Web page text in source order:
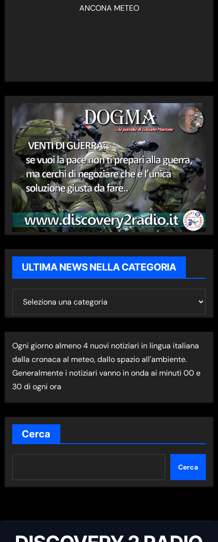
ANCONA METEO
ULTIMA NEWS NELLA CATEGORIA
M
A
N
E
W
S
E
A
Ogni giorno almeno 4 nuovi notiziari in lingua italiana
dalla cronaca al meteo, dallo spazio all'ambiente.
Generalmente i notiziari vanno in onda ai minuti 00 e
30 di ogni ora
Cerca
Cerca